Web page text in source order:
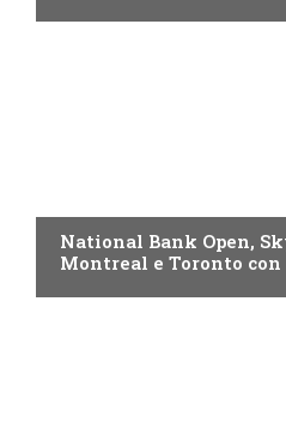
National Bank Open,
Montreal e Toronto